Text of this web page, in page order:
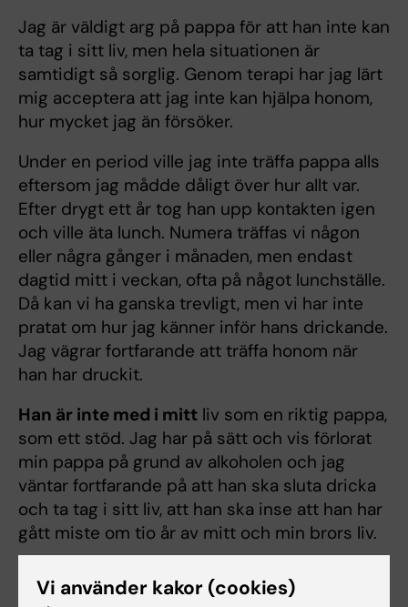
Jag är väldigt arg på pappa för att han inte kan
ta tag i sitt liv, men hela situationen är
samtidigt så sorglig. Genom terapi har jag lärt
mig acceptera att jag inte kan hjälpa honom,
hur mycket jag än försöker.
Under en period ville jag inte träffa pappa alls
eftersom jag mådde dåligt över hur allt var.
Efter drygt ett år tog han upp kontakten igen
och ville äta lunch. Numera träffas vi någon
eller några gånger i månaden, men endast
dagtid mitt i veckan, ofta på något lunchställe.
Då kan vi ha ganska trevligt, men vi har inte
pratat om hur jag känner inför hans drickande.
Jag vägrar fortfarande att träffa honom när
han har druckit.
Han är inte med i mitt liv som en riktig pappa,
som ett stöd. Jag har på sätt och vis förlorat
min pappa på grund av alkoholen och jag
väntar fortfarande på att han ska sluta dricka
och ta tag i sitt liv, att han ska inse att han har
gått miste om tio år av mitt och min brors liv.
Jag är medlem i Ungdomens
nykterhetsförbund, och är nykterist sedan
Vi använder kakor (cookies)